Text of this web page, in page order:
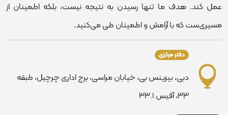
عمل کند. هدف ما تنها رسیدن به نتیجه نیست، بلکه اطمینان از
مسیری‌ست که با آرامش و اطمینان طی می‌کنید.
دفتر مرکزی
دبی، بیزینس بی، خیابان مراسی، برج اداری چرچیل، طبقه
٣٣، آفیس ٣٣٠١